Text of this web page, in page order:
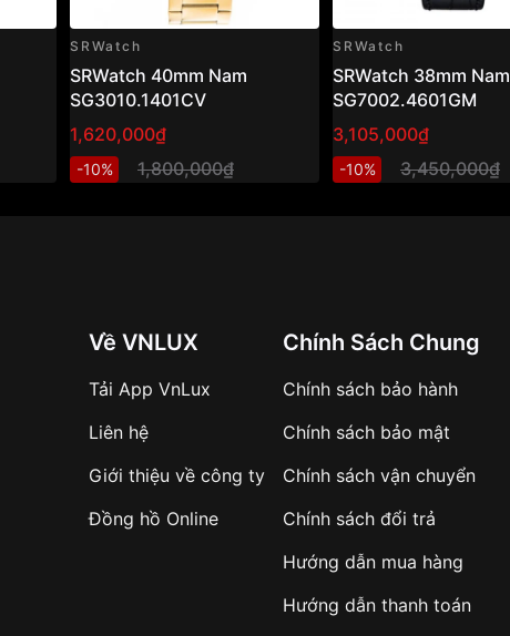
SRWatch
SRWatch 40mm Nam
SG3010.1401CV
1,620,000₫
-10% 1,800,000₫
SRWatch
SRWatch 38mm Nam
SG7002.4601GM
3,105,000₫
-10% 3,450,000₫
Về VNLUX
Tải App VnLux
Liên hệ
Giới thiệu về công ty
Đồng hồ Online
Chính Sách Chung
Chính sách bảo hành
Chính sách bảo mật
Chính sách vận chuyển
Chính sách đổi trả
Hướng dẫn mua hàng
Hướng dẫn thanh toán